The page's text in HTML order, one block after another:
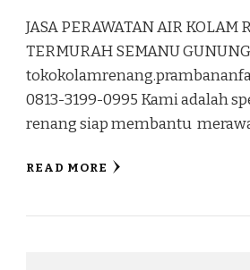
JASA PERAWATAN AIR KOLAM
TERMURAH SEMANU
0813-3199-0995 Kami adalah
renang siap membantu
READ MORE